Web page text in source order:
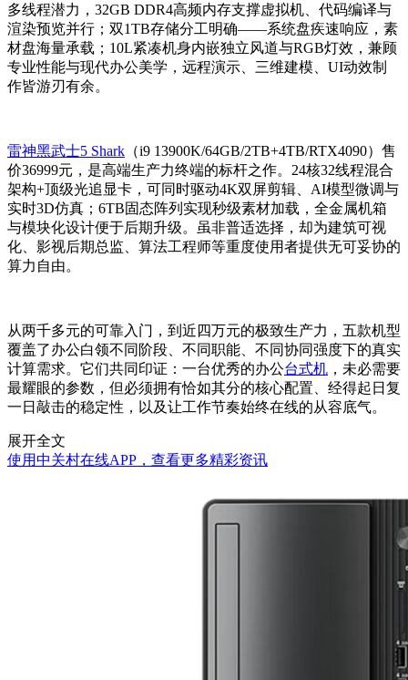
多线程潜力，32GB DDR4高频内存支撑虚拟机、代码编译与
渲染预览并行；双1TB存储分工明确——系统盘疾速响应，素
材盘海量承载；10L紧凑机身内嵌独立风道与RGB灯效，兼顾
专业性能与现代办公美学，远程演示、三维建模、UI动效制
作皆游刃有余。
雷神黑武士5 Shark （i9 13900K/64GB/2TB+4TB/RTX4090）售
价36999元，是高端生产力终端的标杆之作。24核32线程混合
架构+顶级光追显卡，可同时驱动4K双屏剪辑、AI模型微调与
实时3D仿真；6TB固态阵列实现秒级素材加载，全金属机箱
与模块化设计便于后期升级。虽非普适选择，却为建筑可视
化、影视后期总监、算法工程师等重度使用者提供无可妥协的
算力自由。
从两千多元的可靠入门，到近四万元的极致生产力，五款机型
覆盖了办公白领不同阶段、不同职能、不同协同强度下的真实
计算需求。它们共同印证：一台优秀的办公台式机 ，未必需要
最耀眼的参数，但必须拥有恰如其分的核心配置、经得起日复
一日敲击的稳定性，以及让工作节奏始终在线的从容底气。
展开全文
使用中关村在线APP，查看更多精彩资讯